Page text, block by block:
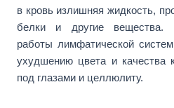
в кровь излишняя жидкость,
белки и другие вещества.
работы лимфатической
ухудшению цвета и качества
под глазами и целлюлиту.